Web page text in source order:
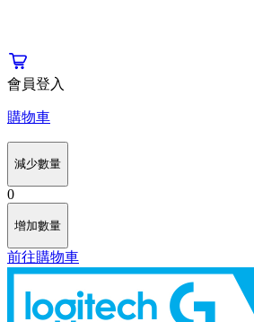
會員登入
購物車
減少數量
0
增加數量
前往購物車